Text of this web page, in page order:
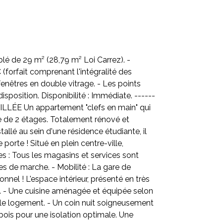
de 29 m² (28,79 m² Loi Carrez). -
(forfait comprenant l'intégralité des
en double vitrage. - Les points
Disponibilité : Immédiate. ------
appartement "clefs en main" qui
de 2 étages. Totalement rénové et
au sein d'une résidence étudiante, il
! Situé en plein centre-ville,
: Tous les magasins et services sont
de marche. - Mobilité : La gare de
! L'espace intérieur, présenté en très
Une cuisine aménagée et équipée selon
logement. - Un coin nuit soigneusement
pour une isolation optimale. Une